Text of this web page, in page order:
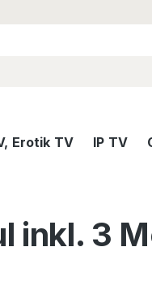
Erotik TV IP TV
inkl. 3